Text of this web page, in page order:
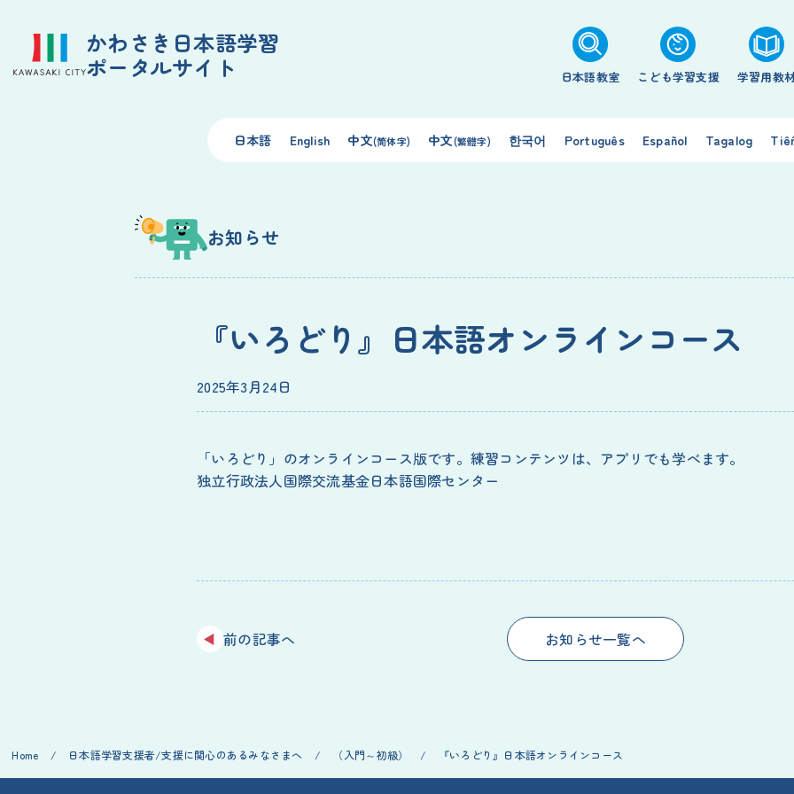
かわさき日本語学習
ポータルサイト
日本語教室 こども学習支援 学習用教
日本語 English 中文(简体字) 中文(繁體字) 한국어 Português Español Tagalog
お知らせ
『いろどり』日本語オンラインコース
2025年3月24日
「いろどり」のオンラインコース版です。練習コンテンツは、アプリでも学べます。
独立行政法人国際交流基金日本語国際センター
前の記事へ お知らせ一覧へ
Home / 日本語学習支援者/支援に関心のあるみなさまへ / （入門～初級） / 『いろどり』日本語オンラインコース